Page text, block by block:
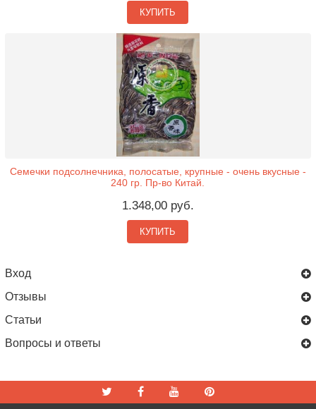
КУПИТЬ
Семечки подсолнечника, полосатые, крупные - очень вкусные -
240 гр. Пр-во Китай.
1.348,00 руб.
КУПИТЬ
Вход
Отзывы
Статьи
Вопросы и ответы